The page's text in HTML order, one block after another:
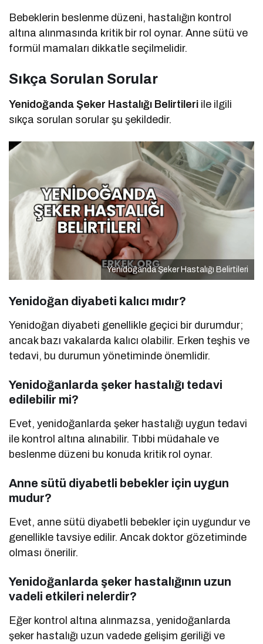
Bebeklerin beslenme düzeni, hastalığın kontrol
altına alınmasında kritik bir rol oynar. Anne sütü ve
formül mamaları dikkatle seçilmelidir.
Sıkça Sorulan Sorular
Yenidoğanda Şeker Hastalığı Belirtileri ile ilgili
sıkça sorulan sorular şu şekildedir.
Yenidoğanda Şeker Hastalığı Belirtileri
Yenidoğan diyabeti kalıcı mıdır?
Yenidoğan diyabeti genellikle geçici bir durumdur;
ancak bazı vakalarda kalıcı olabilir. Erken teşhis ve
tedavi, bu durumun yönetiminde önemlidir.
Yenidoğanlarda şeker hastalığı tedavi
edilebilir mi?
Evet, yenidoğanlarda şeker hastalığı uygun tedavi
ile kontrol altına alınabilir. Tıbbi müdahale ve
beslenme düzeni bu konuda kritik rol oynar.
Anne sütü diyabetli bebekler için uygun
mudur?
Evet, anne sütü diyabetli bebekler için uygundur ve
genellikle tavsiye edilir. Ancak doktor gözetiminde
olması önerilir.
Yenidoğanlarda şeker hastalığının uzun
vadeli etkileri nelerdir?
Eğer kontrol altına alınmazsa, yenidoğanlarda
şeker hastalığı uzun vadede gelişim geriliği ve